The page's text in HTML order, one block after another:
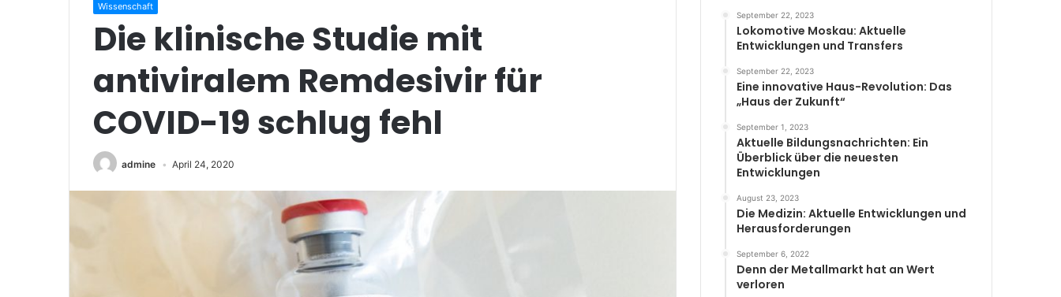
Wissenschaft
Die klinische Studie mit
antiviralem Remdesivir für
COVID-19 schlug fehl
admine April 24, 2020
September 22, 2023
Lokomotive Moskau: Aktuelle
Entwicklungen und Transfers
September 22, 2023
Eine innovative Haus-Revolution: Das
„Haus der Zukunft“
September 1, 2023
Aktuelle Bildungsnachrichten: Ein
Überblick über die neuesten
Entwicklungen
August 23, 2023
Die Medizin: Aktuelle Entwicklungen und
Herausforderungen
September 6, 2022
Denn der Metallmarkt hat an Wert
verloren